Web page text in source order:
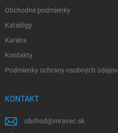
Obchodné podmienky
Katalógy
Kariéra
Kontakty
Podmienky ochrany osobných údajov
KONTAKT
obchod@mravec.sk